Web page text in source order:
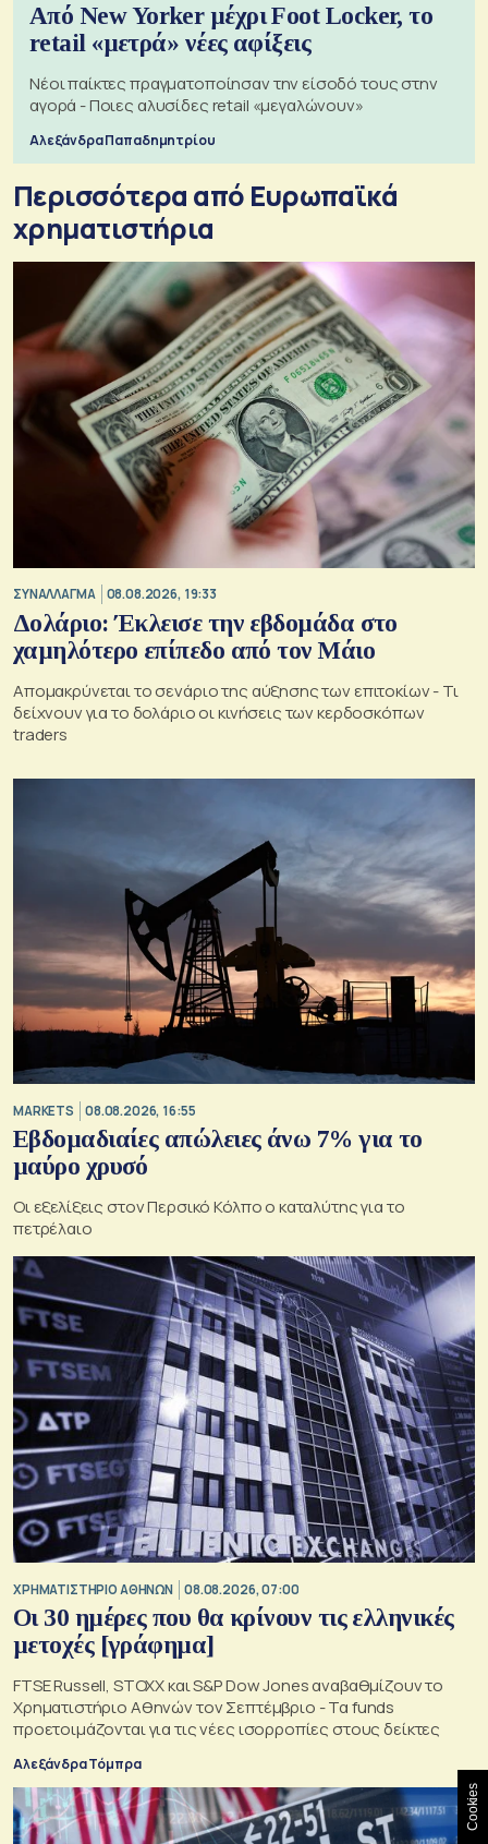
Από New Yorker μέχρι Foot Locker, το
retail «μετρά» νέες αφίξεις
Νέοι παίκτες πραγματοποίησαν την είσοδό τους στην
αγορά - Ποιες αλυσίδες retail «μεγαλώνουν»
Αλεξάνδρα Παπαδημητρίου
Περισσότερα από Ευρωπαϊκά
χρηματιστήρια
ΣΥΝΑΛΛΑΓΜΑ 08.08.2026, 19:33
Δολάριο: Έκλεισε την εβδομάδα στο
χαμηλότερο επίπεδο από τον Μάιο
Απομακρύνεται το σενάριο της αύξησης των επιτοκίων - Τι
δείχνουν για το δολάριο οι κινήσεις των κερδοσκόπων
traders
MARKETS 08.08.2026, 16:55
Εβδομαδιαίες απώλειες άνω 7% για το
μαύρο χρυσό
Οι εξελίξεις στον Περσικό Κόλπο ο καταλύτης για το
πετρέλαιο
XΡΗΜΑΤΙΣΤΗΡΙΟ ΑΘΗΝΩΝ 08.08.2026, 07:00
Οι 30 ημέρες που θα κρίνουν τις ελληνικές
μετοχές [γράφημα]
FTSE Russell, STOXX και S&P Dow Jones αναβαθμίζουν το
Χρηματιστήριο Αθηνών τον Σεπτέμβριο - Τα funds
προετοιμάζονται για τις νέες ισορροπίες στους δείκτες
Αλεξάνδρα Τόμπρα
Cookies